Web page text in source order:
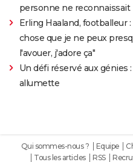
personne ne reconnaissait
Erling Haaland, footballeur
chose que je ne peux
l'avouer, j'adore ça"
Un défi réservé aux génies
allumette
Qui sommes-nous ? Equipe
Tous les articles
RSS